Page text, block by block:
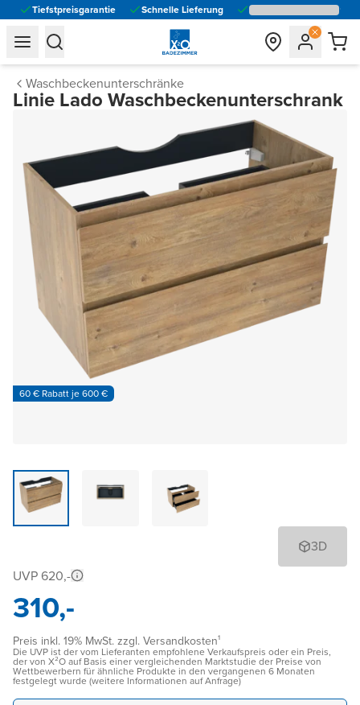
Tiefstpreisgarantie Schnelle Lieferung
general.navigation.toggle_menu.label
general.navigation.toggle_menu.label
Waschbeckenunterschränke
Linie Lado Waschbeckenunterschrank
60 € Rabatt je 600 €
3D
UVP 620,-
310,-
Preis inkl. 19% MwSt. zzgl. Versandkosten¹
Die UVP ist der vom Lieferanten empfohlene Verkaufspreis oder ein Preis,
der von X²O auf Basis einer vergleichenden Marktstudie der Preise von
Wettbewerbern für ähnliche Produkte in den vergangenen 6 Monaten
festgelegt wurde (weitere Informationen auf Anfrage)